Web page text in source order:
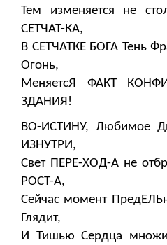
Тем изменяется не
СЕТЧАТ-КА,
В СЕТЧАТКЕ БОГА Тень
Огонь,
МеняетсЯ ФАКТ
ЗДАНИЯ!
ВО-ИСТИНУ, Любимое
ИЗНУТРИ,
Свет ПЕРЕ-ХОД-А не
РОСТ-А,
Сейчас момент
Глядит,
И Тишью Сердца